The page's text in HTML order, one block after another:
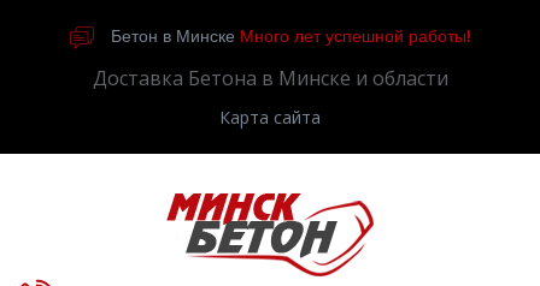
Бетон в Минске Много лет успешной работы!
Доставка Бетона в Минске и области
Карта сайта